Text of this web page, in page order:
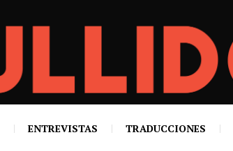
ENTREVISTAS TRADUCCIONES